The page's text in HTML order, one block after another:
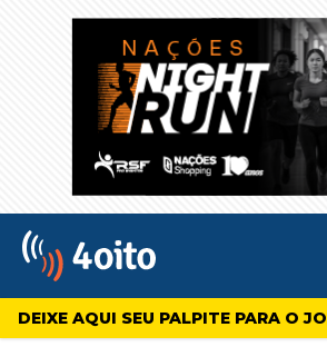
4oito
DEIXE AQUI SEU PALPITE PARA O